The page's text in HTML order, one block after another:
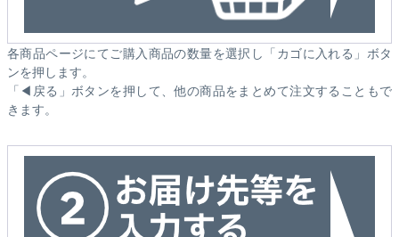
各商品ページにてご購入商品の数量を選択し「カゴに入れる」ボタ
ンを押します。
「◀戻る」ボタンを押して、他の商品をまとめて注文することもで
きます。